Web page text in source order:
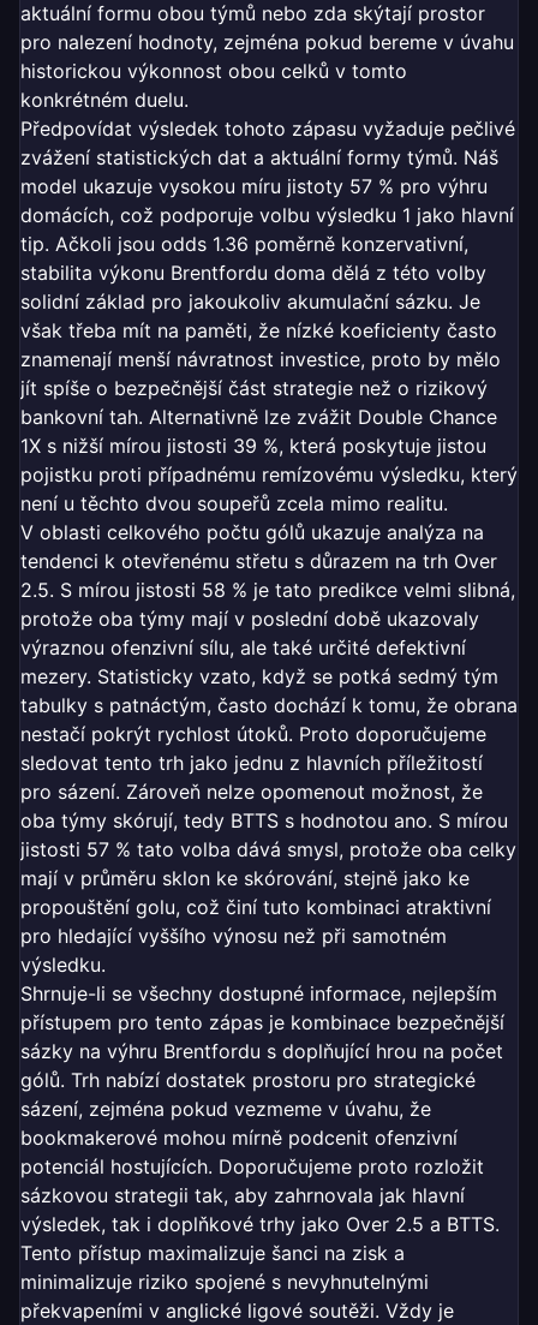
aktuální formu obou týmů nebo zda skýtají prostor
pro nalezení hodnoty, zejména pokud bereme v úvahu
historickou výkonnost obou celků v tomto
konkrétném duelu.
Předpovídat výsledek tohoto zápasu vyžaduje pečlivé
zvážení statistických dat a aktuální formy týmů. Náš
model ukazuje vysokou míru jistoty 57 % pro výhru
domácích, což podporuje volbu výsledku 1 jako hlavní
tip. Ačkoli jsou odds 1.36 poměrně konzervativní,
stabilita výkonu Brentfordu doma dělá z této volby
solidní základ pro jakoukoliv akumulační sázku. Je
však třeba mít na paměti, že nízké koeficienty často
znamenají menší návratnost investice, proto by mělo
jít spíše o bezpečnější část strategie než o rizikový
bankovní tah. Alternativně lze zvážit Double Chance
1X s nižší mírou jistosti 39 %, která poskytuje jistou
pojistku proti případnému remízovému výsledku, který
není u těchto dvou soupeřů zcela mimo realitu.
V oblasti celkového počtu gólů ukazuje analýza na
tendenci k otevřenému střetu s důrazem na trh Over
2.5. S mírou jistosti 58 % je tato predikce velmi slibná,
protože oba týmy mají v poslední době ukazovaly
výraznou ofenzivní sílu, ale také určité defektivní
mezery. Statisticky vzato, když se potká sedmý tým
tabulky s patnáctým, často dochází k tomu, že obrana
nestačí pokrýt rychlost útoků. Proto doporučujeme
sledovat tento trh jako jednu z hlavních příležitostí
pro sázení. Zároveň nelze opomenout možnost, že
oba týmy skórují, tedy BTTS s hodnotou ano. S mírou
jistosti 57 % tato volba dává smysl, protože oba celky
mají v průměru sklon ke skórování, stejně jako ke
propouštění golu, což činí tuto kombinaci atraktivní
pro hledající vyššího výnosu než při samotném
výsledku.
Shrnuje-li se všechny dostupné informace, nejlepším
přístupem pro tento zápas je kombinace bezpečnější
sázky na výhru Brentfordu s doplňující hrou na počet
gólů. Trh nabízí dostatek prostoru pro strategické
sázení, zejména pokud vezmeme v úvahu, že
bookmakerové mohou mírně podcenit ofenzivní
potenciál hostujících. Doporučujeme proto rozložit
sázkovou strategii tak, aby zahrnovala jak hlavní
výsledek, tak i doplňkové trhy jako Over 2.5 a BTTS.
Tento přístup maximalizuje šanci na zisk a
minimalizuje riziko spojené s nevyhnutelnými
překvapeními v anglické ligové soutěži. Vždy je